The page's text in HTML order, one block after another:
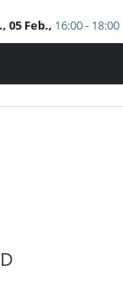
05 Feb., 16:00 - 18:00